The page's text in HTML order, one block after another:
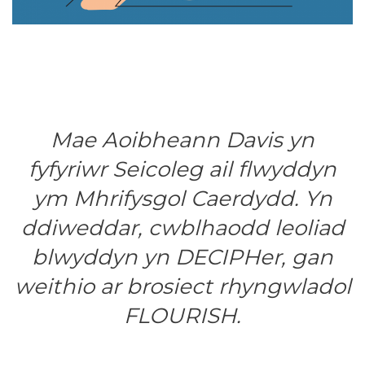
Mae Aoibheann Davis yn
fyfyriwr Seicoleg ail flwyddyn
ym Mhrifysgol Caerdydd. Yn
ddiweddar, cwblhaodd leoliad
blwyddyn yn DECIPHer, gan
weithio ar brosiect rhyngwladol
FLOURISH.